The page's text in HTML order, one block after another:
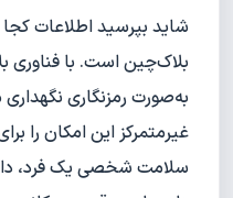
شاید بپرسید اطلاعات
بلاک‌چین است. با فناوری
به‌صورت رمزنگاری
غیرمتمرکز این امکان را
سلامت شخصی یک فرد،